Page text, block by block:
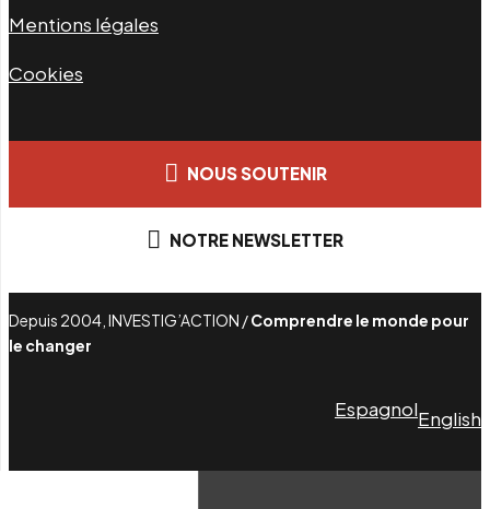
Mentions légales
Cookies
NOUS SOUTENIR
NOTRE NEWSLETTER
Depuis 2004, INVESTIG’ACTION /Comprendre le monde pour
le changer
EspagnolEnglish